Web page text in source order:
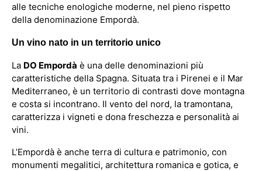
alle tecniche enologiche moderne, nel pieno rispetto
della denominazione Empordà.
Un vino nato in un territorio unico
La DO Empordà è una delle denominazioni più
caratteristiche della Spagna. Situata tra i Pirenei e il Mar
Mediterraneo, è un territorio di contrasti dove montagna
e costa si incontrano. Il vento del nord, la tramontana,
caratterizza i vigneti e dona freschezza e personalità ai
vini.
L’Empordà è anche terra di cultura e patrimonio, con
monumenti megalitici, architettura romanica e gotica, e